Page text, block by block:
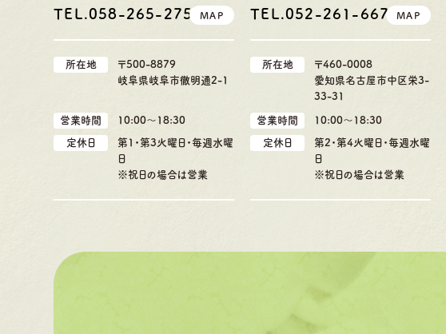
TEL.058-265-2756MAP
所在地
〒500-8879
岐阜県岐阜市徹明通2-1
営業時間 10:00〜18:30
定休日
第1・第3火曜日・毎週水曜
日
※祝日の場合は営業
TEL.052-261-6676MAP
所在地
〒460-0008
愛知県名古屋市中区栄3-
33-31
営業時間 10:00〜18:30
定休日
第2・第4火曜日・毎週水曜
日
※祝日の場合は営業